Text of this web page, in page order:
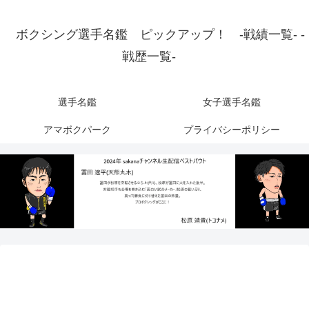
ボクシング選手名鑑 ピックアップ！ -戦績一覧- -
戦歴一覧-
選手名鑑 女子選手名鑑
アマボクパーク プライバシーポリシー